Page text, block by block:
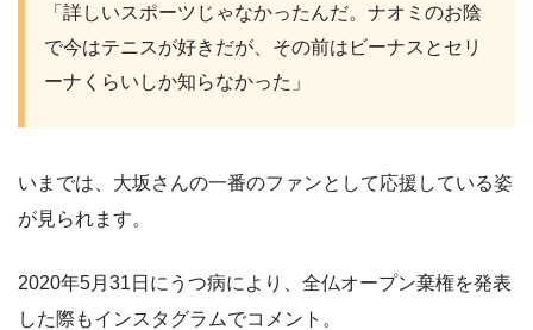
「詳しいスポーツじゃなかったんだ。ナオミのお陰
で今はテニスが好きだが、その前はビーナスとセリ
ーナくらいしか知らなかった」
いまでは、大坂さんの一番のファンとして応援している姿
が見られます。
2020年5月31日にうつ病により、全仏オープン棄権を発表
した際もインスタグラムでコメント。